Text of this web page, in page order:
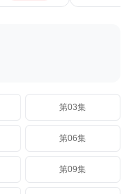
第03集
第06集
第09集